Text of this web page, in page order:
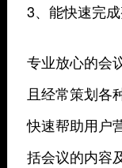
3、能快速完
专业放心的会
且经常策划各
快速帮助用户
括会议的内容